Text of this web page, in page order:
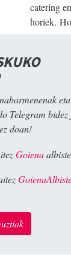
catering
horiek.
Telegram
doan!
Goiena